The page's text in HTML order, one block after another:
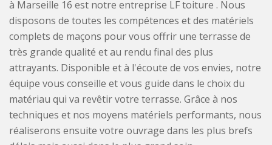
à Marseille 16 est notre entreprise LF toiture . Nous
disposons de toutes les compétences et des matériels
complets de maçons pour vous offrir une terrasse de
très grande qualité et au rendu final des plus
attrayants. Disponible et à l'écoute de vos envies, notre
équipe vous conseille et vous guide dans le choix du
matériau qui va revêtir votre terrasse. Grâce à nos
techniques et nos moyens matériels performants, nous
réaliserons ensuite votre ouvrage dans les plus brefs